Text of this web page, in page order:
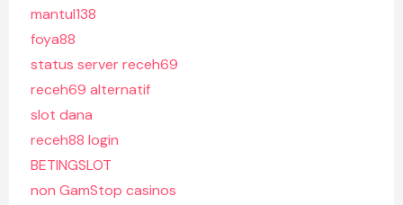
mantul138
foya88
status server receh69
receh69 alternatif
slot dana
receh88 login
BETINGSLOT
non GamStop casinos